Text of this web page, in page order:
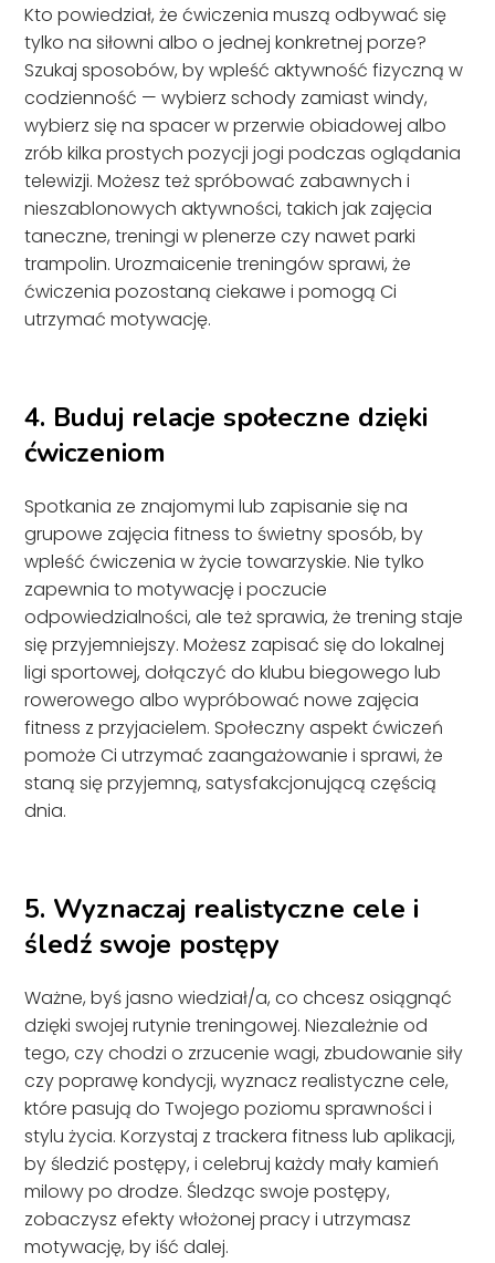
Kto powiedział, że ćwiczenia muszą odbywać się
tylko na siłowni albo o jednej konkretnej porze?
Szukaj sposobów, by wpleść aktywność fizyczną w
codzienność — wybierz schody zamiast windy,
wybierz się na spacer w przerwie obiadowej albo
zrób kilka prostych pozycji jogi podczas oglądania
telewizji. Możesz też spróbować zabawnych i
nieszablonowych aktywności, takich jak zajęcia
taneczne, treningi w plenerze czy nawet parki
trampolin. Urozmaicenie treningów sprawi, że
ćwiczenia pozostaną ciekawe i pomogą Ci
utrzymać motywację.
4. Buduj relacje społeczne dzięki
ćwiczeniom
Spotkania ze znajomymi lub zapisanie się na
grupowe zajęcia fitness to świetny sposób, by
wpleść ćwiczenia w życie towarzyskie. Nie tylko
zapewnia to motywację i poczucie
odpowiedzialności, ale też sprawia, że trening staje
się przyjemniejszy. Możesz zapisać się do lokalnej
ligi sportowej, dołączyć do klubu biegowego lub
rowerowego albo wypróbować nowe zajęcia
fitness z przyjacielem. Społeczny aspekt ćwiczeń
pomoże Ci utrzymać zaangażowanie i sprawi, że
staną się przyjemną, satysfakcjonującą częścią
dnia.
5. Wyznaczaj realistyczne cele i
śledź swoje postępy
Ważne, byś jasno wiedział/a, co chcesz osiągnąć
dzięki swojej rutynie treningowej. Niezależnie od
tego, czy chodzi o zrzucenie wagi, zbudowanie siły
czy poprawę kondycji, wyznacz realistyczne cele,
które pasują do Twojego poziomu sprawności i
stylu życia. Korzystaj z trackera fitness lub aplikacji,
by śledzić postępy, i celebruj każdy mały kamień
milowy po drodze. Śledząc swoje postępy,
zobaczysz efekty włożonej pracy i utrzymasz
motywację, by iść dalej.